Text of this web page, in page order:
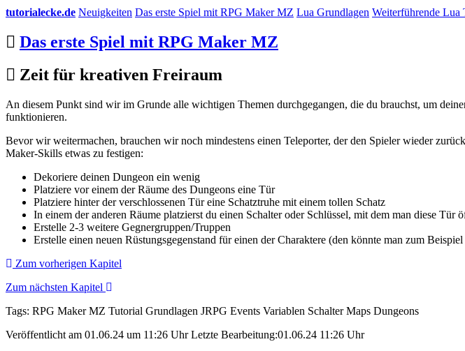
tutorialecke.de Neuigkeiten Das erste Spiel mit RPG Maker MZ Lua Grundlagen Weiterführende Lua
Das erste Spiel mit RPG Maker MZ
Zeit für kreativen Freiraum
An diesem Punkt sind wir im Grunde alle wichtigen Themen durchgegangen, die du brauchst, um
funktionieren.
Bevor wir weitermachen, brauchen wir noch mindestens einen Teleporter, der den Spieler wieder
Maker-Skills etwas zu festigen:
Dekoriere deinen Dungeon ein wenig
Platziere vor einem der Räume des Dungeons eine Tür
Platziere hinter der verschlossenen Tür eine Schatztruhe mit einem tollen Schatz
In einem der anderen Räume platzierst du einen Schalter oder Schlüssel, mit dem man diese Tür
Erstelle 2-3 weitere Gegnergruppen/Truppen
Erstelle einen neuen Rüstungsgegenstand für einen der Charaktere (den könnte man zum
Zum vorherigen Kapitel
Zum nächsten Kapitel
Tags: RPG Maker MZ Tutorial Grundlagen JRPG Events Variablen Schalter Maps Dungeons
Veröffentlicht am 01.06.24 um 11:26 UhrLetzte Bearbeitung:01.06.24 11:26 Uhr